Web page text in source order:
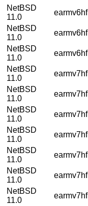
NetBSD
11.0
earmv6hf
NetBSD
11.0
earmv6hf
NetBSD
11.0
earmv6hf
NetBSD
11.0
earmv7hf
NetBSD
11.0
earmv7hf
NetBSD
11.0
earmv7hf
NetBSD
11.0
earmv7hf
NetBSD
11.0
earmv7hf
NetBSD
11.0
earmv7hf
NetBSD
11.0
earmv7hf